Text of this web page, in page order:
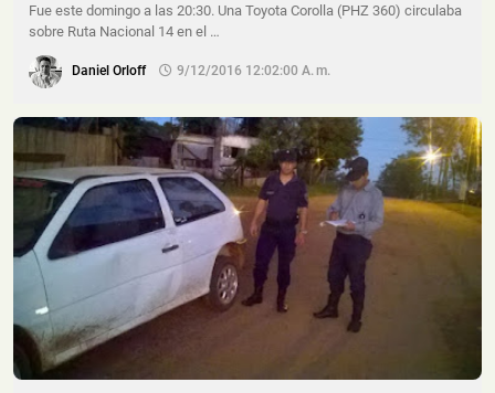
Fue este domingo a las 20:30. Una Toyota Corolla (PHZ 360) circulaba
sobre Ruta Nacional 14 en el …
Daniel Orloff 9/12/2016 12:02:00 A. M.